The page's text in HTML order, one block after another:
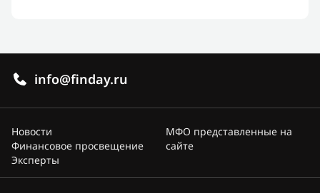
info@finday.ru
Новости
Финансовое просвещение
Эксперты
МФО представленные на
сайте